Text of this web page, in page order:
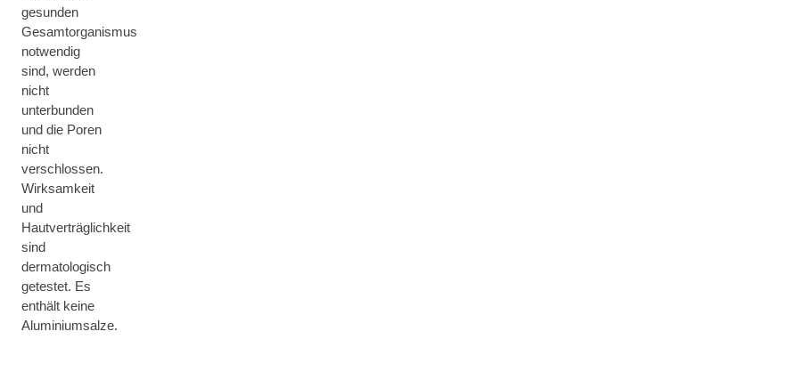
gesunden
Gesamtorganismus
notwendig
sind, werden
nicht
unterbunden
und die Poren
nicht
verschlossen.
Wirksamkeit
und
Hautverträglichkeit
sind
dermatologisch
getestet. Es
enthält keine
Aluminiumsalze.